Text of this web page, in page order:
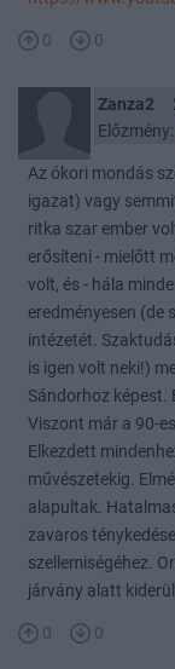
0 0
Zanza2
Előzmény:
Az ókori mondás
igazat) vagy
ritka szar ember
erősíteni - mielőtt
volt, és - hála
eredményesen (de
intézetét.
is igen volt neki!)
Sándorhoz képest.
Viszont már a 90-
Elkezdett
művészetekig.
alapultak.
zavaros
szellemiségéhez.
járvány alatt
0 0